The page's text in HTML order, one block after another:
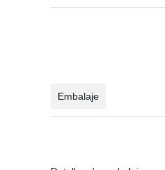
Embalaje